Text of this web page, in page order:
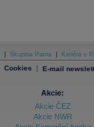
Skupina Patria Kariéra v
Cookies | E-mail
Akcie:
Akcie ČEZ
Akcie NWR